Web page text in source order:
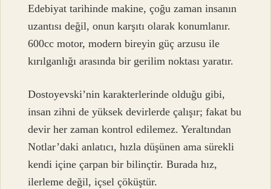
Edebiyat tarihinde makine, çoğu zaman insanın
uzantısı değil, onun karşıtı olarak konumlanır.
600cc motor, modern bireyin güç arzusu ile
kırılganlığı arasında bir gerilim noktası yaratır.
Dostoyevski’nin karakterlerinde olduğu gibi,
insan zihni de yüksek devirlerde çalışır; fakat bu
devir her zaman kontrol edilemez. Yeraltından
Notlar’daki anlatıcı, hızla düşünen ama sürekli
kendi içine çarpan bir bilinçtir. Burada hız,
ilerleme değil, içsel çöküştür.